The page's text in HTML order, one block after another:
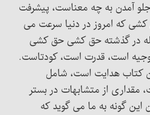
آمدن به چه معناست، پیشرفت
که امروز در دنیا سرعت می
در گذشته حق کشی حق کشی
است، قدرت است، کودتاست.
کتاب هدایت است، شامل
از متشابهات در بستر
این گونه به ما می گوید که